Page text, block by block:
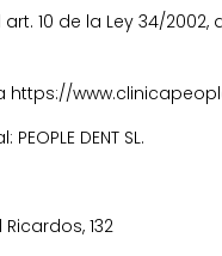
10 de la Ley 34/
https://
DENT SL.
132